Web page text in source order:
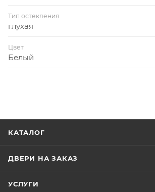
Тип остекления
глухая
Цвет
Белый
КАТАЛОГ
ДВЕРИ НА ЗАКАЗ
УСЛУГИ